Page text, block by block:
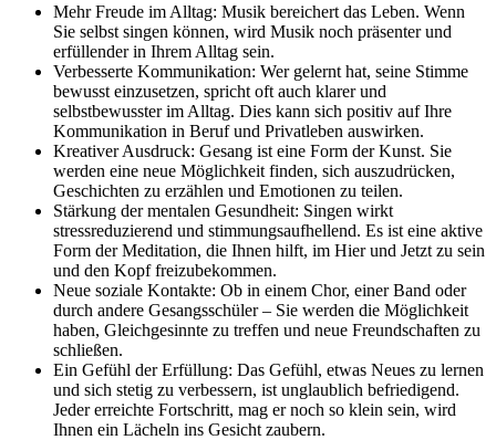
Mehr Freude im Alltag: Musik bereichert das Leben. Wenn
Sie selbst singen können, wird Musik noch präsenter und
erfüllender in Ihrem Alltag sein.
Verbesserte Kommunikation: Wer gelernt hat, seine Stimme
bewusst einzusetzen, spricht oft auch klarer und
selbstbewusster im Alltag. Dies kann sich positiv auf Ihre
Kommunikation in Beruf und Privatleben auswirken.
Kreativer Ausdruck: Gesang ist eine Form der Kunst. Sie
werden eine neue Möglichkeit finden, sich auszudrücken,
Geschichten zu erzählen und Emotionen zu teilen.
Stärkung der mentalen Gesundheit: Singen wirkt
stressreduzierend und stimmungsaufhellend. Es ist eine aktive
Form der Meditation, die Ihnen hilft, im Hier und Jetzt zu sein
und den Kopf freizubekommen.
Neue soziale Kontakte: Ob in einem Chor, einer Band oder
durch andere Gesangsschüler – Sie werden die Möglichkeit
haben, Gleichgesinnte zu treffen und neue Freundschaften zu
schließen.
Ein Gefühl der Erfüllung: Das Gefühl, etwas Neues zu lernen
und sich stetig zu verbessern, ist unglaublich befriedigend.
Jeder erreichte Fortschritt, mag er noch so klein sein, wird
Ihnen ein Lächeln ins Gesicht zaubern.